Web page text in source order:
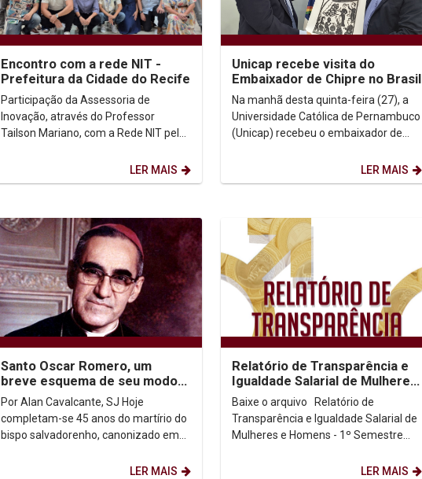
Encontro com a rede NIT -
Prefeitura da Cidade do Recife
Participação da Assessoria de
Inovação, através do Professor
Tailson Mariano, com a Rede NIT pela
LER MAIS
Unicap recebe visita do
Embaixador de Chipre no Brasil
Na manhã desta quinta-feira (27), a
Universidade Católica de Pernambuco
(Unicap) recebeu o embaixador de
LER MAIS
Santo Oscar Romero, um
breve esquema de seu modo
de proceder profético-
reconciliador.
Por Alan Cavalcante, SJ Hoje
completam-se 45 anos do martírio do
bispo salvadorenho, canonizado em
LER MAIS
Relatório de Transparência e
Igualdade Salarial de Mulheres
e Homens - 1º Semestre 2025
Baixe o arquivo Relatório de
Transparência e Igualdade Salarial de
Mulheres e Homens - 1º Semestre
LER MAIS